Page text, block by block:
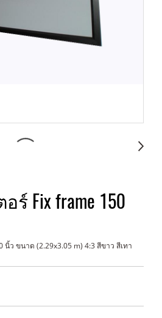
ร์ Fix frame 150
นิ้ว ขนาด (2.29x3.05 m) 4:3 สีขาว สีเทา